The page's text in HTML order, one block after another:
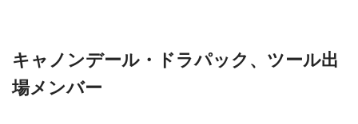
キャノンデール・ドラパック、ツール出
場メンバー